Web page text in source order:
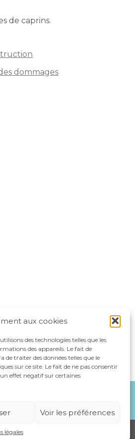
aux cookies
des technologies telles que les
des appareils. Le fait de
traiter des données telles que le
sur ce site. Le fait de ne pas consentir
effet négatif sur certaines
Voir les préférences
légales
de caprins.
dommages